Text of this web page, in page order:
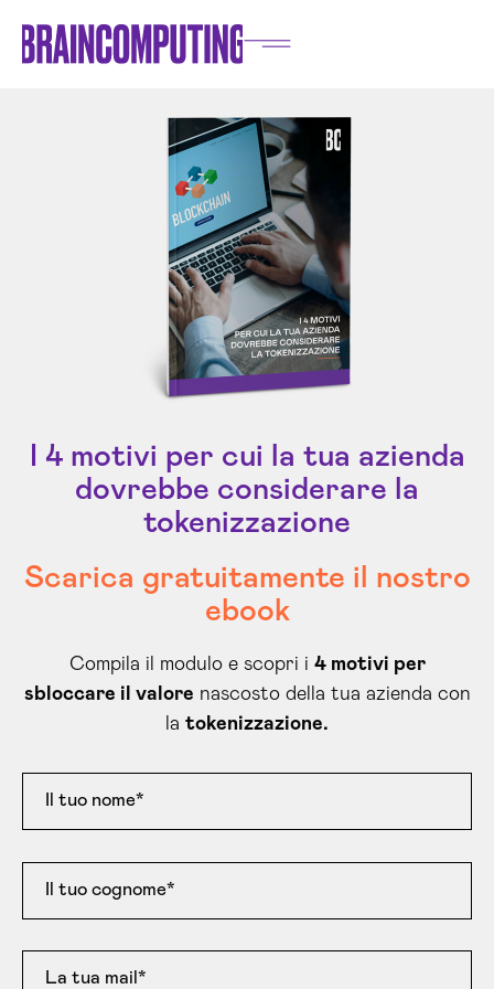
I 4 motivi per cui la tua azienda
dovrebbe considerare la
tokenizzazione
Scarica gratuitamente il nostro
ebook
Compila il modulo e scopri i 4 motivi per
sbloccare il valore nascosto della tua azienda con
la tokenizzazione.